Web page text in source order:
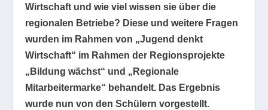
Wirtschaft und wie viel wissen sie über die
regionalen Betriebe? Diese und weitere Fragen
wurden im Rahmen von „Jugend denkt
Wirtschaft“ im Rahmen der Regionsprojekte
„Bildung wächst“ und „Regionale
Mitarbeitermarke“ behandelt. Das Ergebnis
wurde nun von den Schülern vorgestellt.